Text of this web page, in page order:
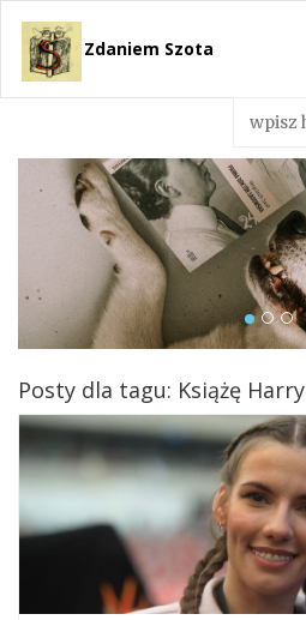
Zdaniem Szota
Posty dla tagu: Książę Harry